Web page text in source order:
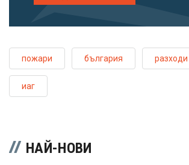
пожари българия разходи
иаг
НАЙ-НОВИ